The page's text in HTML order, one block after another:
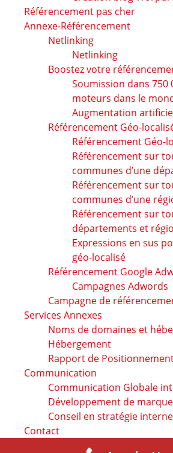
Référencement pas cher
Annexe-Référencement
Netlinking
Netlinking
Boostez votre
Soumission dans 750
moteurs dans le
Augmentation
Référencement Géo-
Référencement Géo-
Référencement sur
communes d’une
Référencement sur
communes d’une
Référencement sur
départements et
Expressions en sus
géo-localisé
Référencement Google
Campagnes Adwords
Campagne de
Services Annexes
Noms de domaines et
Hébergement
Rapport de
Communication
Communication Globale
Développement de marque
Conseil en stratégie
Contact